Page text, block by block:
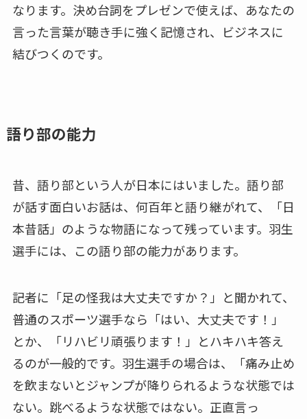
なります。決め台詞をプレゼンで使えば、あなたの
言った言葉が聴き手に強く記憶され、ビジネスに
結びつくのです。
語り部の能力
昔、語り部という人が日本にはいました。語り部
が話す面白いお話は、何百年と語り継がれて、「日
本昔話」のような物語になって残っています。羽生
選手には、この語り部の能力があります。
記者に「足の怪我は大丈夫ですか？」と聞かれて、
普通のスポーツ選手なら「はい、大丈夫です！」
とか、「リハビリ頑張ります！」とハキハキ答え
るのが一般的です。羽生選手の場合は、「痛み止め
を飲まないとジャンプが降りられるような状態では
ない。跳べるような状態ではない。正直言っ